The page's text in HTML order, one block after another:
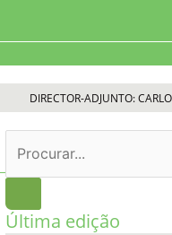
DIRECTOR-ADJUNTO:
Última edição